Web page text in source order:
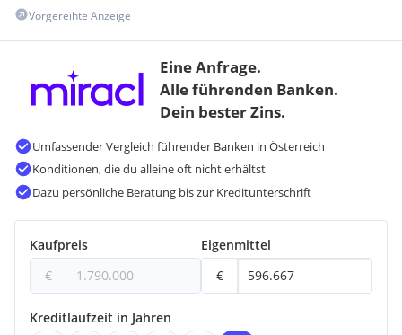
Vorgereihte Anzeige
Eine Anfrage.
Alle führenden Banken.
Dein bester Zins.
Umfassender Vergleich führender Banken in Österreich
Konditionen, die du alleine oft nicht erhältst
Dazu persönliche Beratung bis zur Kreditunterschrift
Kaufpreis
€
Eigenmittel
€
Kreditlaufzeit in Jahren